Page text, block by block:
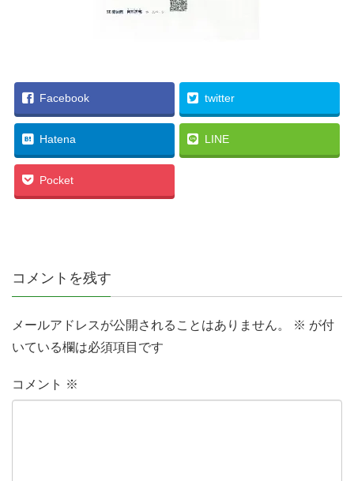
Facebook twitter
Hatena LINE
Pocket
コメントを残す
メールアドレスが公開されることはありません。 ※ が付
いている欄は必須項目です
コメント ※